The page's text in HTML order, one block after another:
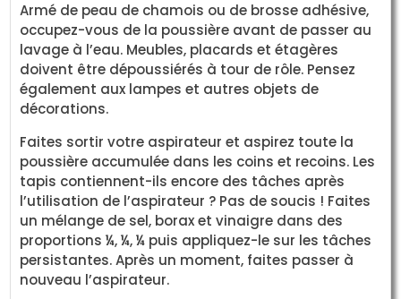
Armé de peau de chamois ou de brosse adhésive,
occupez-vous de la poussière avant de passer au
lavage à l’eau. Meubles, placards et étagères
doivent être dépoussiérés à tour de rôle. Pensez
également aux lampes et autres objets de
décorations.
Faites sortir votre aspirateur et aspirez toute la
poussière accumulée dans les coins et recoins. Les
tapis contiennent-ils encore des tâches après
l’utilisation de l’aspirateur ? Pas de soucis ! Faites
un mélange de sel, borax et vinaigre dans des
proportions ¼, ¼, ¼ puis appliquez-le sur les tâches
persistantes. Après un moment, faites passer à
nouveau l’aspirateur.